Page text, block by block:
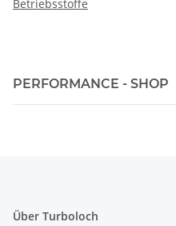
Betriebsstoffe
PERFORMANCE - SHOP
Über Turboloch